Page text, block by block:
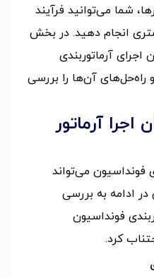
شما می‌توانید فرآیند
انجام دهید. در بخش
اجرای آرماتوربندی
آن‌ها را بررسی
اجرا آرماتور
فونداسیون می‌تواند
ادامه به بررسی
فونداسیون
کرد.